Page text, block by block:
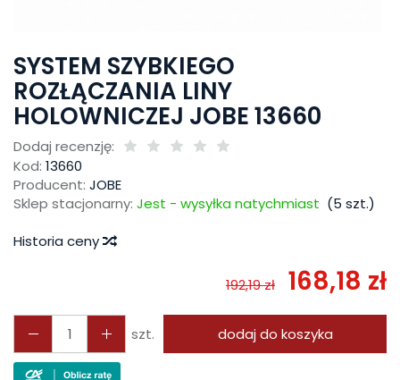
SYSTEM SZYBKIEGO
ROZŁĄCZANIA LINY
HOLOWNICZEJ JOBE 13660
Dodaj recenzję:
Kod: 13660
Producent: JOBE
Sklep stacjonarny: Jest - wysyłka natychmiast (5 szt.)
Historia ceny
192,19 zł 168,18 zł
szt. dodaj do koszyka